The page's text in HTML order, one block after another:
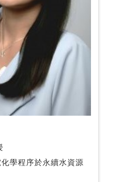
學程序於永續水資源